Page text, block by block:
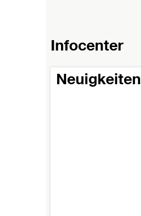
Infocenter
Neuigkeiten